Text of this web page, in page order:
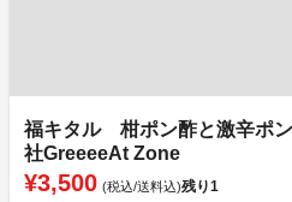
福キタル 柑ポン酢と激辛ポ
社GreeeeAt Zone
¥3,500 (税込/送料込)残り1